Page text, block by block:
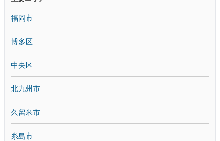
福岡市
博多区
中央区
北九州市
久留米市
糸島市